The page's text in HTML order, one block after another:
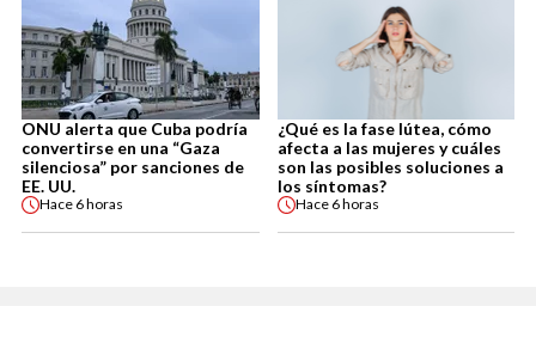
ONU alerta que Cuba podría
convertirse en una “Gaza
silenciosa” por sanciones de
EE. UU.
Hace 6 horas
¿Qué es la fase lútea, cómo
afecta a las mujeres y cuáles
son las posibles soluciones a
los síntomas?
Hace 6 horas